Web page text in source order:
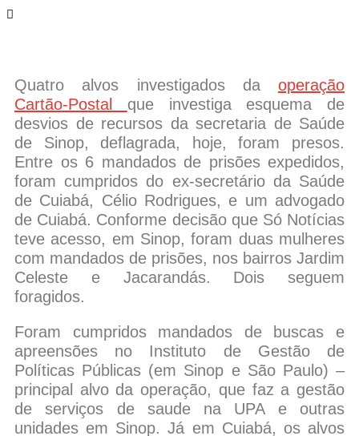
Quatro alvos investigados da operação
Cartão-Postal que investiga esquema de
desvios de recursos da secretaria de Saúde
de Sinop, deflagrada, hoje, foram presos.
Entre os 6 mandados de prisões expedidos,
foram cumpridos do ex-secretário da Saúde
de Cuiabá, Célio Rodrigues, e um advogado
de Cuiabá. Conforme decisão que Só Notícias
teve acesso, em Sinop, foram duas mulheres
com mandados de prisões, nos bairros Jardim
Celeste e Jacarandás. Dois seguem
foragidos.
Foram cumpridos mandados de buscas e
apreensões no Instituto de Gestão de
Políticas Públicas (em Sinop e São Paulo) –
principal alvo da operação, que faz a gestão
de serviços de saude na UPA e outras
unidades em Sinop. Já em Cuiabá, os alvos